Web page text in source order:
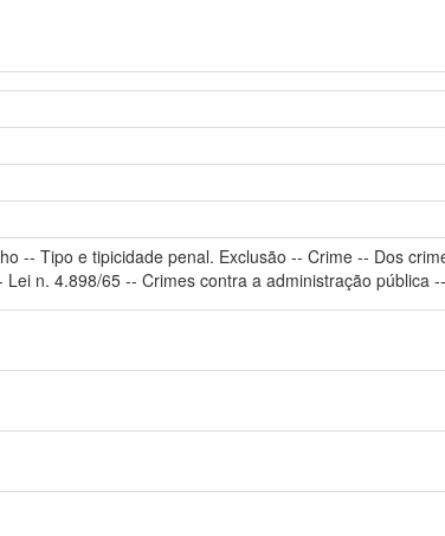
-- Tipo e tipicidade penal. Exclusão -- Crime -- Dos
n. 4.898/65 -- Crimes contra a administração pública